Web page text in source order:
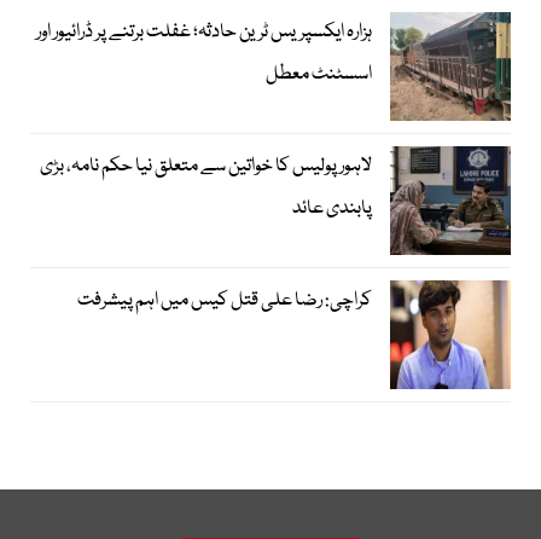
ہزارہ ایکسپریس ٹرین حادثہ؛ غفلت برتنے پر ڈرائیور اور
اسسٹنٹ معطل
لاہور پولیس کا خواتین سے متعلق نیا حکم نامہ، بڑی
پابندی عائد
کراچی: رضا علی قتل کیس میں اہم پیشرفت